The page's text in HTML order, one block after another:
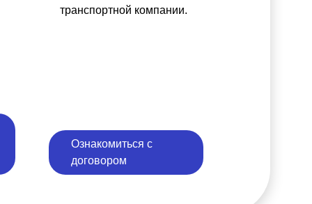
транспортной компании.
Ознакомиться с
договором